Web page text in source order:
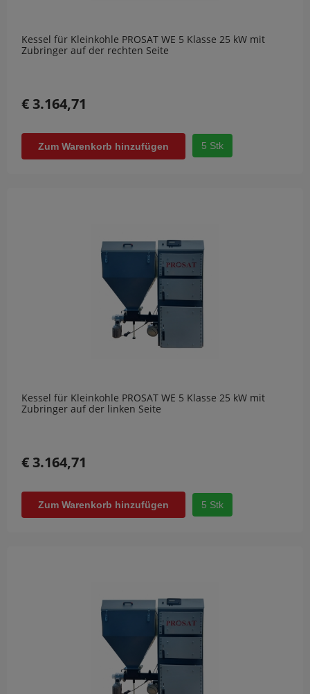
Kessel für Kleinkohle PROSAT WE 5 Klasse 25 kW mit
Zubringer auf der rechten Seite
€ 3.164,71
Zum Warenkorb hinzufügen 5 Stk
Kessel für Kleinkohle PROSAT WE 5 Klasse 25 kW mit
Zubringer auf der linken Seite
€ 3.164,71
Zum Warenkorb hinzufügen 5 Stk